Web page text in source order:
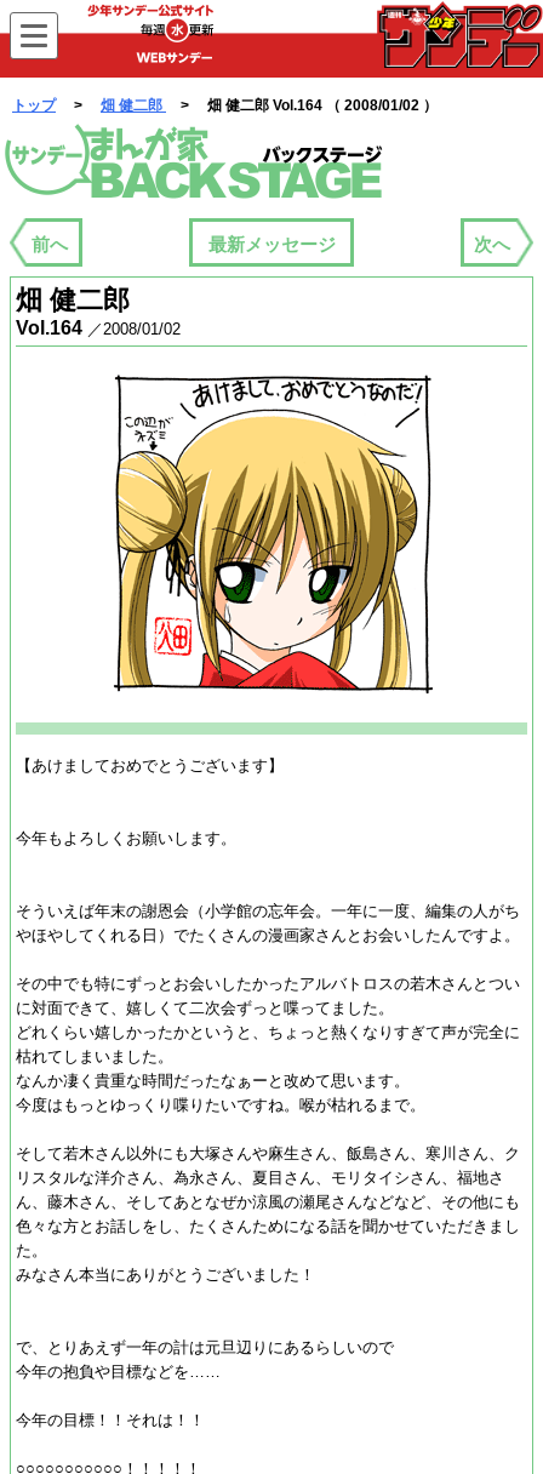
WEBサンデー
トップ> 畑 健二郎 > 畑 健二郎 Vol.164 （ 2008/01/02 ）
まんが家バックステージ
前へ 最新メッセージ 次へ
畑 健二郎
Vol.164 ／2008/01/02
【あけましておめでとうございます】
今年もよろしくお願いします。
そういえば年末の謝恩会（小学館の忘年会。一年に一度、編集の人がち
やほやしてくれる日）でたくさんの漫画家さんとお会いしたんですよ。
その中でも特にずっとお会いしたかったアルバトロスの若木さんとつい
に対面できて、嬉しくて二次会ずっと喋ってました。
どれくらい嬉しかったかというと、ちょっと熱くなりすぎて声が完全に
枯れてしまいました。
なんか凄く貴重な時間だったなぁーと改めて思います。
今度はもっとゆっくり喋りたいですね。喉が枯れるまで。
そして若木さん以外にも大塚さんや麻生さん、飯島さん、寒川さん、ク
リスタルな洋介さん、為永さん、夏目さん、モリタイシさん、福地さ
ん、藤木さん、そしてあとなぜか涼風の瀬尾さんなどなど、その他にも
色々な方とお話しをし、たくさんためになる話を聞かせていただきまし
た。
みなさん本当にありがとうございました！
で、とりあえず一年の計は元旦辺りにあるらしいので
今年の抱負や目標などを……
今年の目標！！それは！！
○○○○○○○○○○○！！！！！